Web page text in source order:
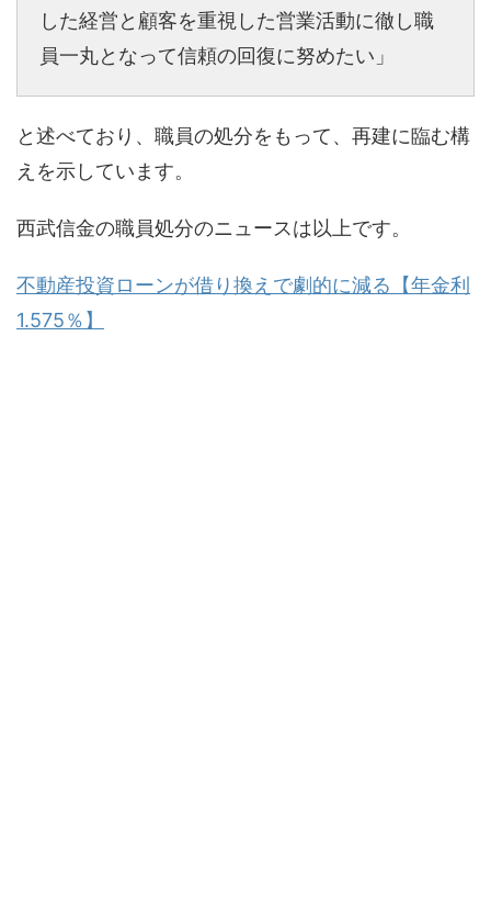
した経営と顧客を重視した営業活動に徹し職
員一丸となって信頼の回復に努めたい」
と述べており、職員の処分をもって、再建に臨む構
えを示しています。
西武信金の職員処分のニュースは以上です。
不動産投資ローンが借り換えで劇的に減る【年金利
1.575％】